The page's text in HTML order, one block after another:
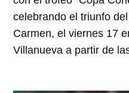
celebrando el triunfo
Carmen, el viernes 17
Villanueva a partir de